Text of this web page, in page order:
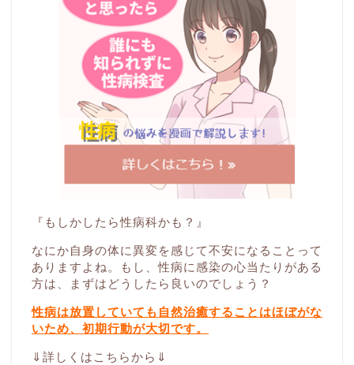
『もしかしたら性病科かも？』
なにか自身の体に異変を感じて不安になることって
ありますよね。もし、性病に感染の心当たりがある
方は、まずはどうしたら良いのでしょう？
性病は放置していても自然治癒することはほぼがな
いため、初期行動が大切です。
⇓詳しくはこちらから⇓